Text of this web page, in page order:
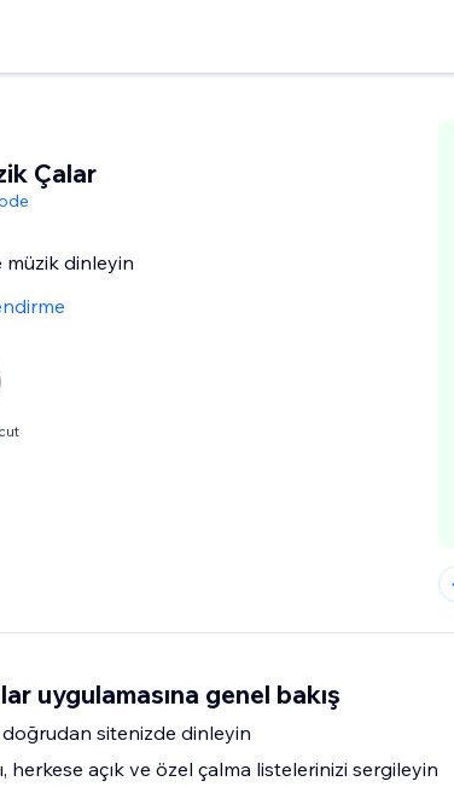
Çalar
müzik dinleyin
uygulamasına genel bakış
sitenizde dinleyin
herkese açık ve özel çalma listelerinizi sergileyin